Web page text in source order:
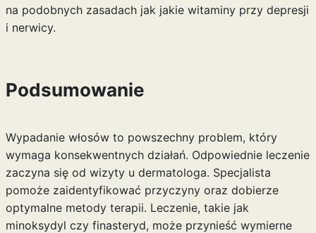
na podobnych zasadach jak jakie witaminy przy depresji
i nerwicy.
Podsumowanie
Wypadanie włosów to powszechny problem, który
wymaga konsekwentnych działań. Odpowiednie leczenie
zaczyna się od wizyty u dermatologa. Specjalista
pomoże zaidentyfikować przyczyny oraz dobierze
optymalne metody terapii. Leczenie, takie jak
minoksydyl czy finasteryd, może przynieść wymierne